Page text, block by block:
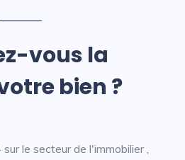
vous la
bien ?
le secteur de l'immobilier ,